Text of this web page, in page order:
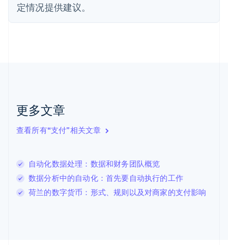
定情况提供建议。
更多文章
查看所有“支付”相关文章
自动化数据处理：数据和财务团队概览
数据分析中的自动化：首先要自动执行的工作
荷兰的数字货币：形式、规则以及对商家的支付影响
荷兰
立陶宛
列支敦士登
FrançaisDeutschEnglish
罗马尼亚
English
马尔他